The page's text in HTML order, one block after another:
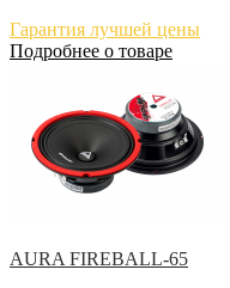
Гарантия лучшей цены
Подробнее о товаре
AURA FIREBALL-65